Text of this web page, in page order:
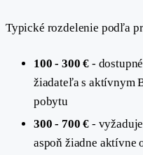
Typické rozdelenie podľa
100 - 300 € -
žiadateľa s aktívnym
pobytu
300 - 700 € -
aspoň žiadne aktívne